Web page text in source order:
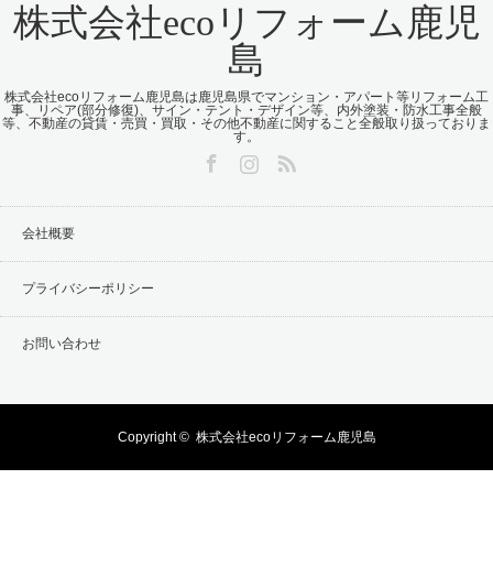
株式会社ecoリフォーム鹿児
島
株式会社ecoリフォーム鹿児島は鹿児島県でマンション・アパート等リフォーム工
事、リペア(部分修復)、サイン・テント・デザイン等、内外塗装・防水工事全般
等、不動産の貸賃・売買・買取・その他不動産に関すること全般取り扱っておりま
す。
会社概要
プライバシーポリシー
お問い合わせ
Copyright © 株式会社ecoリフォーム鹿児島